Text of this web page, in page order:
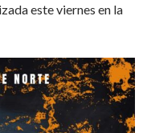
este viernes en la